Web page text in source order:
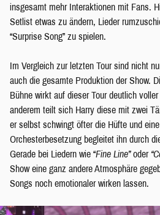
insgesamt mehr Interaktionen mit Fans.
Setlist etwas zu ändern, Lieder
“Surprise Song” zu spielen.
Im Vergleich zur letzten Tour sind nicht
auch die gesamte Produktion der Show.
Bühne wirkt auf dieser Tour deutlich
anderem teilt sich Harry diese mit zwei
er selbst schwingt öfter die Hüfte und
Orchesterbesetzung begleitet ihn durch
Gerade bei Liedern wie “Fine Line”oder
Show eine ganz andere Atmosphäre
Songs noch emotionaler wirken lassen.